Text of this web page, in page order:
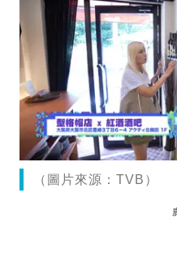
（圖片來源：TVB）